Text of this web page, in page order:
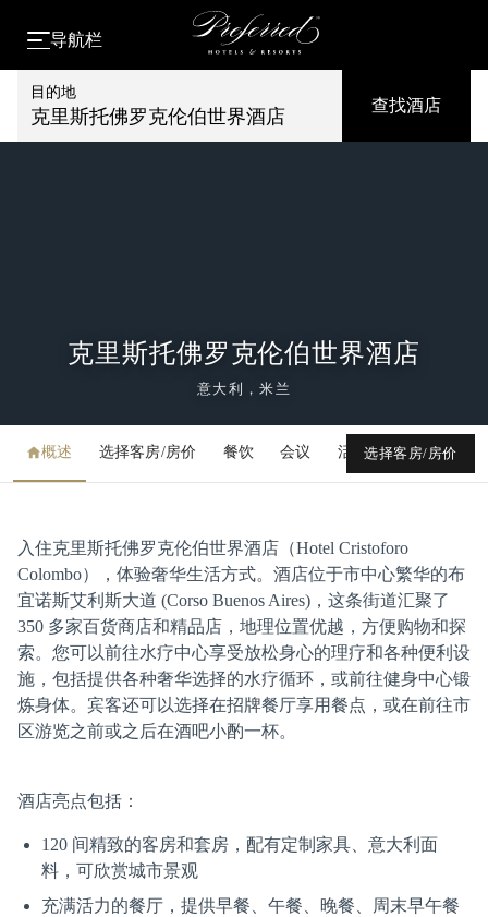
导航栏
目的地
克里斯托佛罗克伦伯世界酒店
查找酒店
克里斯托佛罗克伦伯世界酒店
意大利，米兰
概述 选择客房/房价 餐饮 会议 活动 媒体库
选择客房/房价
入住克里斯托佛罗克伦伯世界酒店（Hotel Cristoforo
Colombo），体验奢华生活方式。酒店位于市中心繁华的布
宜诺斯艾利斯大道 (Corso Buenos Aires)，这条街道汇聚了
350 多家百货商店和精品店，地理位置优越，方便购物和探
索。您可以前往水疗中心享受放松身心的理疗和各种便利设
施，包括提供各种奢华选择的水疗循环，或前往健身中心锻
炼身体。宾客还可以选择在招牌餐厅享用餐点，或在前往市
区游览之前或之后在酒吧小酌一杯。
酒店亮点包括：
120 间精致的客房和套房，配有定制家具、意大利面
料，可欣赏城市景观
充满活力的餐厅，提供早餐、午餐、晚餐、周末早午餐